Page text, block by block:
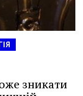
зникати